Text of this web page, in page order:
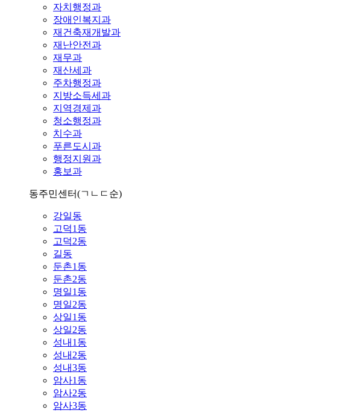
자치행정과
장애인복지과
재건축재개발과
재난안전과
재무과
재산세과
주차행정과
지방소득세과
지역경제과
청소행정과
치수과
푸른도시과
행정지원과
홍보과
동주민센터(ㄱㄴㄷ순)
강일동
고덕1동
고덕2동
길동
둔촌1동
둔촌2동
명일1동
명일2동
상일1동
상일2동
성내1동
성내2동
성내3동
암사1동
암사2동
암사3동